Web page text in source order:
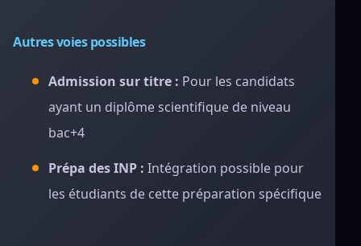
Autres voies possibles
Admission sur titre : Pour les candidats
ayant un diplôme scientifique de niveau
bac+4
Prépa des INP : Intégration possible pour
les étudiants de cette préparation spécifique